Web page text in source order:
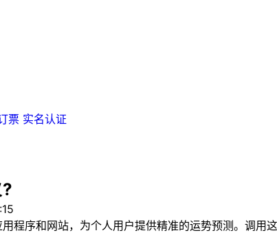
票 实名认证
序和网站，为个人用户提供精准的运势预测。调用